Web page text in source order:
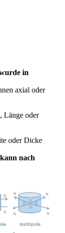
in
axial oder
Länge oder
oder Dicke
nach